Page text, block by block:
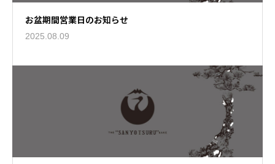
お盆期間営業日のお知らせ
2025.08.09